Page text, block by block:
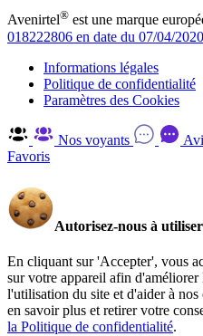
Avenirtel® est une marque
018222806 en date du 07/04/
Informations légales
Politique de confidentialité
Paramètres des Cookies
Nos voyants
Favoris
Autorisez-nous à
En cliquant sur 'Accepter', vous
sur votre appareil afin
l'utilisation du site et d'aider à
en savoir plus et retirer votre
la Politique de confidentialité.